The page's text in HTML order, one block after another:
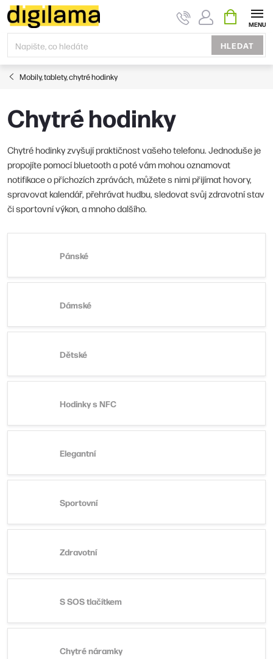
Přejít
na
obsah
HLEDAT
KOŠÍK
Mobily, tablety, chytré hodinky
Chytré hodinky
Chytré hodinky zvyšují praktičnost vašeho telefonu. Jednoduše je
propojíte pomocí bluetooth a poté vám mohou oznamovat
notifikace o příchozích zprávách, můžete s nimi přijímat hovory,
spravovat kalendář, přehrávat hudbu, sledovat svůj zdravotní stav
či sportovní výkon, a mnoho dalšího.
Pánské
Dámské
Dětské
Hodinky s NFC
Elegantní
Sportovní
Zdravotní
S SOS tlačítkem
Chytré náramky